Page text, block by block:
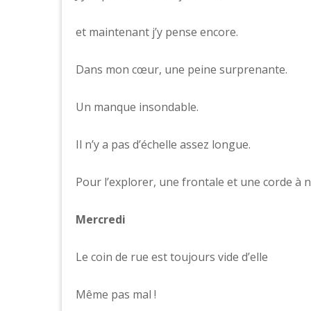
et maintenant j’y pense encore.
Dans mon cœur, une peine surprenante.
Un manque insondable.
Il n’y a pas d’échelle assez longue.
Pour l’explorer, une frontale et une corde à
Mercredi
Le coin de rue est toujours vide d’elle
Même pas mal !